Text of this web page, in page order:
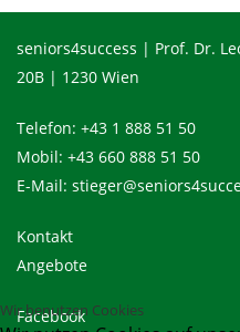
seniors4success | Prof. Dr.
20B | 1230 Wien
Telefon: +43 1 888 51 50
Mobil: +43 660 888 51 50
E-Mail:
Kontakt
Angebote
Facebook
Wir benutzen Cookies